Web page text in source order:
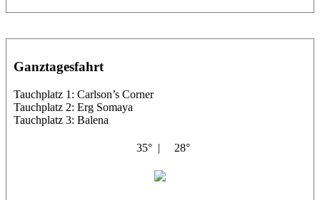
Ganztagesfahrt
Tauchplatz 1: Carlson’s Corner
Tauchplatz 2: Erg Somaya
Tauchplatz 3: Balena
35° | 28°